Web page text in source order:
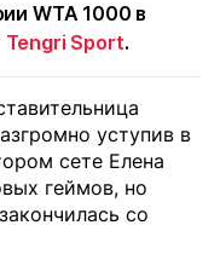
WTA 1000 в
Tengri Sport.
уступив в
сете Елена
геймов, но
со